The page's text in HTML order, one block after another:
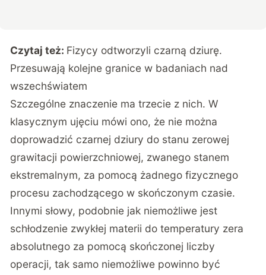
Czytaj też: Fizycy odtworzyli czarną dziurę.
Przesuwają kolejne granice w badaniach nad
wszechświatem
Szczególne znaczenie ma trzecie z nich.W
klasycznym ujęciu mówi ono, że nie można
doprowadzić czarnej dziury do stanu zerowej
grawitacji powierzchniowej, zwanego stanem
ekstremalnym, za pomocą żadnego fizycznego
procesu zachodzącego w skończonym czasie.
Innymi słowy, podobnie jak niemożliwe jest
schłodzenie zwykłej materii do temperatury zera
absolutnego za pomocą skończonej liczby
operacji, tak samo niemożliwe powinno być